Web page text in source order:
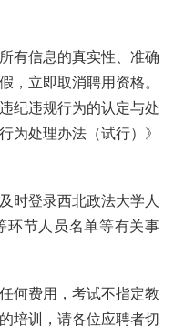
有信息的真实性、准确
，立即取消聘用资格。
纪违规行为的认定与处
为处理办法（试行）》
时登录西北政法大学人
环节人员名单等有关事
何费用，考试不指定教
培训，请各位应聘者切